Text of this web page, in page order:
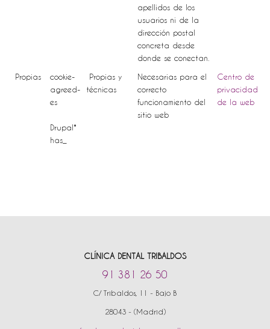
apellidos de los
usuarios ni de la
dirección postal
concreta desde
donde se conectan.
Propias
cookie-
agreed-
es
Drupal*
has_
Propias y
técnicas
Necesarias para el
correcto
funcionamiento del
sitio web
Centro de
privacidad
de la web
CLÍNICA DENTAL TRIBALDOS
91 381 26 50
C/ Tribaldos, 11 - Bajo B
28043 - (Madrid)